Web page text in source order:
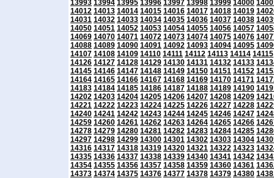
13993 13994 13995 13996 13997 13998 13999 14000
14012 14013 14014 14015 14016 14017 14018 14019
14031 14032 14033 14034 14035 14036 14037 14038
14050 14051 14052 14053 14054 14055 14056 14057
14069 14070 14071 14072 14073 14074 14075 14076
14088 14089 14090 14091 14092 14093 14094 14095
14107 14108 14109 14110 14111 14112 14113 14114 14115
14126 14127 14128 14129 14130 14131 14132 14133
14145 14146 14147 14148 14149 14150 14151 14152
14164 14165 14166 14167 14168 14169 14170 14171
14183 14184 14185 14186 14187 14188 14189 14190
14202 14203 14204 14205 14206 14207 14208 14209
14221 14222 14223 14224 14225 14226 14227 14228
14240 14241 14242 14243 14244 14245 14246 14247
14259 14260 14261 14262 14263 14264 14265 14266
14278 14279 14280 14281 14282 14283 14284 14285
14297 14298 14299 14300 14301 14302 14303 14304
14316 14317 14318 14319 14320 14321 14322 14323
14335 14336 14337 14338 14339 14340 14341 14342
14354 14355 14356 14357 14358 14359 14360 14361
14373 14374 14375 14376 14377 14378 14379 14380